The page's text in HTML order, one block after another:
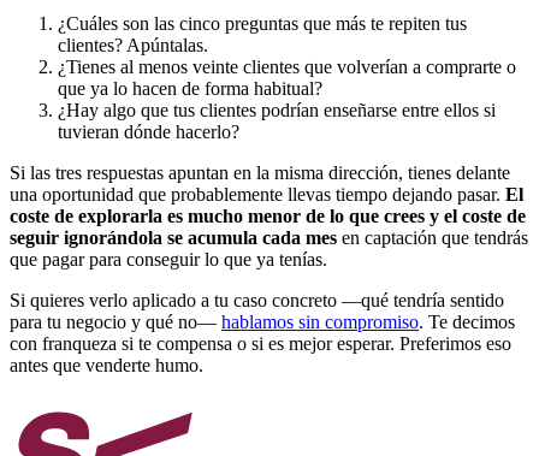
¿Cuáles son las cinco preguntas que más te repiten tus
clientes? Apúntalas.
¿Tienes al menos veinte clientes que volverían a comprarte o
que ya lo hacen de forma habitual?
¿Hay algo que tus clientes podrían enseñarse entre ellos si
tuvieran dónde hacerlo?
Si las tres respuestas apuntan en la misma dirección, tienes delante
una oportunidad que probablemente llevas tiempo dejando pasar. El
coste de explorarla es mucho menor de lo que crees y el coste de
seguir ignorándola se acumula cada mes en captación que tendrás
que pagar para conseguir lo que ya tenías.
Si quieres verlo aplicado a tu caso concreto —qué tendría sentido
para tu negocio y qué no— hablamos sin compromiso. Te decimos
con franqueza si te compensa o si es mejor esperar. Preferimos eso
antes que venderte humo.